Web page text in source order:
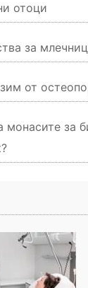
отоци
за
от
монасите за